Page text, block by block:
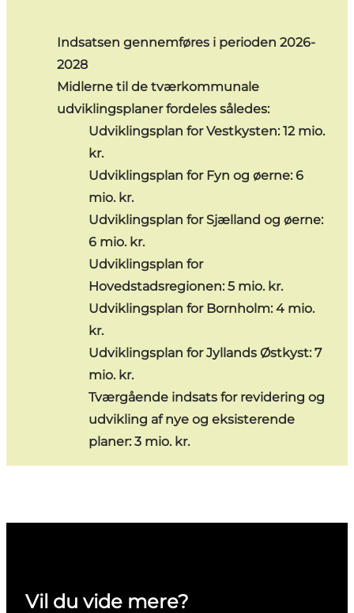
Indsatsen gennemføres i perioden 2026-
2028
Midlerne til de tværkommunale
udviklingsplaner fordeles således:
Udviklingsplan for Vestkysten: 12 mio.
kr.
Udviklingsplan for Fyn og øerne: 6
mio. kr.
Udviklingsplan for Sjælland og øerne:
6 mio. kr.
Udviklingsplan for
Hovedstadsregionen: 5 mio. kr.
Udviklingsplan for Bornholm: 4 mio.
kr.
Udviklingsplan for Jyllands Østkyst: 7
mio. kr.
Tværgående indsats for revidering og
udvikling af nye og eksisterende
planer: 3 mio. kr.
Vil du vide mere?